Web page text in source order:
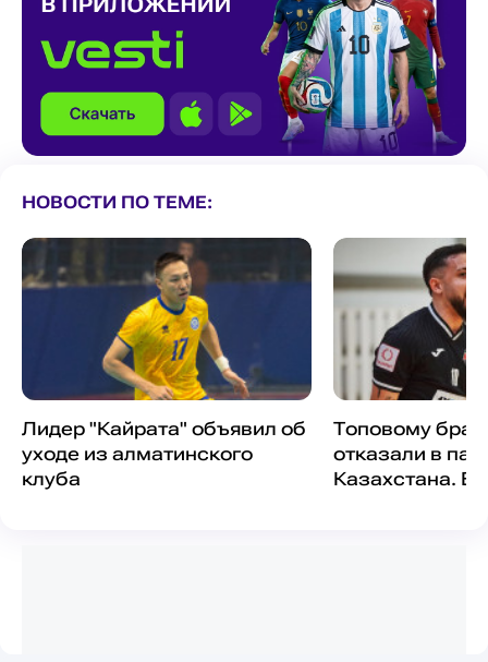
НОВОСТИ ПО ТЕМЕ:
Лидер "Кайрата" объявил об
уходе из алматинского
клуба
Топовому
отказали в
Казахстана.